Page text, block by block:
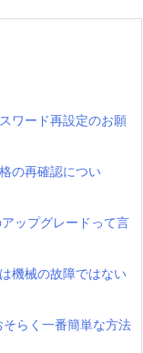
ワード再設定のお願
の再確認につい
ップグレードって言
機械の故障ではない
らく一番簡単な方法